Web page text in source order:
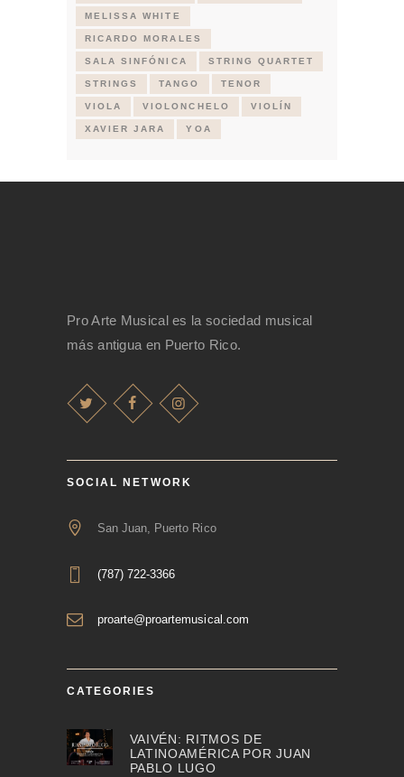
MELISSA WHITE
RICARDO MORALES
SALA SINFÓNICA STRING QUARTET
STRINGS TANGO TENOR
VIOLA VIOLONCHELO VIOLÍN
XAVIER JARA YOA
Pro Arte Musical es la sociedad musical
más antigua en Puerto Rico.
SOCIAL NETWORK
San Juan, Puerto Rico
(787) 722-3366
proarte@proartemusical.com
CATEGORIES
VAIVÉN: RITMOS DE
LATINOAMÉRICA POR JUAN
PABLO LUGO